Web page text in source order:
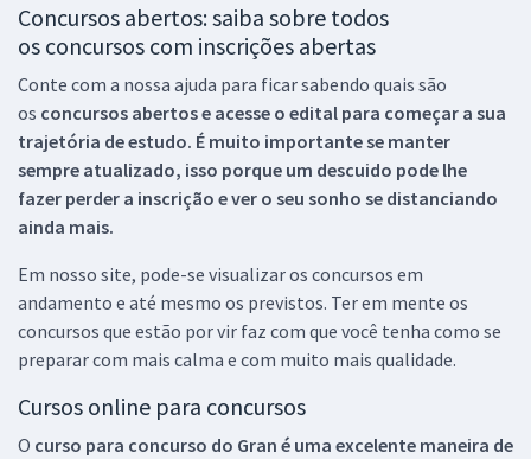
Concursos abertos: saiba sobre todos
os concursos com inscrições abertas
Conte com a nossa ajuda para ficar sabendo quais são
os concursos abertos e acesse o edital para começar a sua
trajetória de estudo. É muito importante se manter
sempre atualizado, isso porque um descuido pode lhe
fazer perder a inscrição e ver o seu sonho se distanciando
ainda mais.
Em nosso site, pode-se visualizar os concursos em
andamento e até mesmo os previstos. Ter em mente os
concursos que estão por vir faz com que você tenha como se
preparar com mais calma e com muito mais qualidade.
Cursos online para concursos
O curso para concurso do Gran é uma excelente maneira de